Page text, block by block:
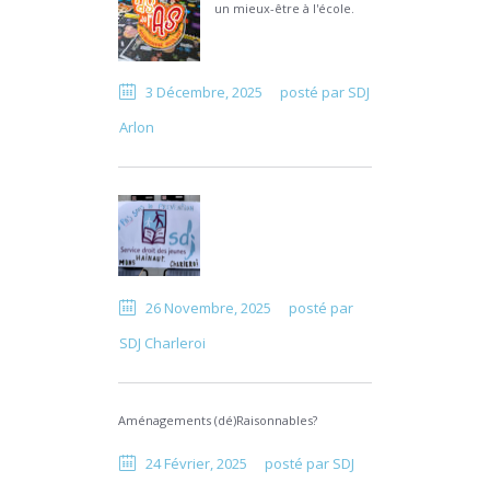
un mieux-être à l'école.
3 Décembre, 2025 posté par SDJ
Arlon
26 Novembre, 2025
posté par
SDJ Charleroi
Aménagements (dé)Raisonnables?
24 Février, 2025 posté par SDJ